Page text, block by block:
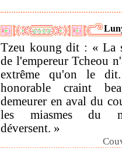
Tzeu koung dit : « La
de l'empereur Tcheou
extrême qu'on le
honorable craint
demeurer en aval du
les miasmes du
déversent. »